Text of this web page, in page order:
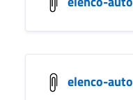
elenco-